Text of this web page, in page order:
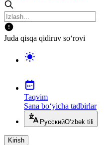
Juda qisqa qidiruv so‘rovi
Taqvim
Sana bo‘yicha tadbirlar
РусскийO‘zbek tili
Kirish